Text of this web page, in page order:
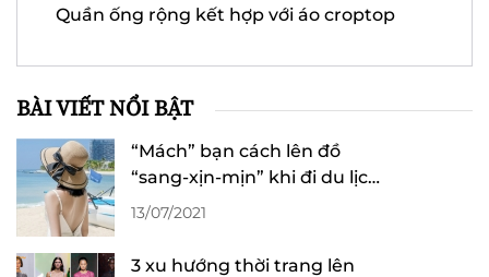
Quần ống rộng kết hợp với áo croptop
BÀI VIẾT NỔI BẬT
“Mách” bạn cách lên đồ
“sang-xịn-mịn” khi đi du lịch
Hạ Long
13/07/2021
3 xu hướng thời trang lên